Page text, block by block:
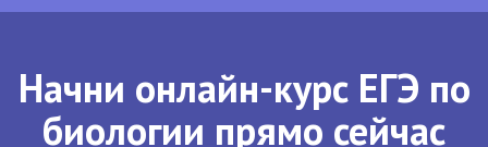
Начни онлайн-курс ЕГЭ по
биологии прямо сейчас